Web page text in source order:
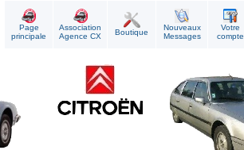
Page
principale
Association
Agence CX
Boutique
Nouveaux
Messages
Votre
compte